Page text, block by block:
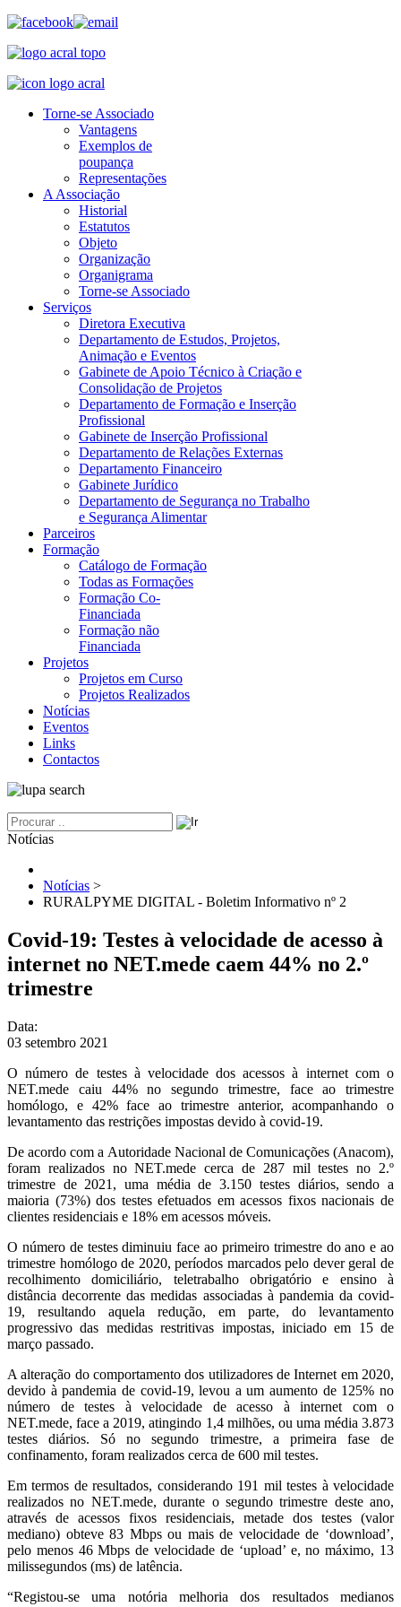
Torne-se Associado
Vantagens
Exemplos de
poupança
Representações
A Associação
Historial
Estatutos
Objeto
Organização
Organigrama
Torne-se Associado
Serviços
Diretora Executiva
Departamento de Estudos, Projetos,
Animação e Eventos
Gabinete de Apoio Técnico à Criação e
Consolidação de Projetos
Departamento de Formação e Inserção
Profissional
Gabinete de Inserção Profissional
Departamento de Relações Externas
Departamento Financeiro
Gabinete Jurídico
Departamento de Segurança no Trabalho
e Segurança Alimentar
Parceiros
Formação
Catálogo de Formação
Todas as Formações
Formação Co-
Financiada
Formação não
Financiada
Projetos
Projetos em Curso
Projetos Realizados
Notícias
Eventos
Links
Contactos
Notícias
Notícias >
RURALPYME DIGITAL - Boletim Informativo nº 2
Covid-19: Testes à velocidade de acesso à
internet no NET.mede caem 44% no 2.º
trimestre
Data:
03 setembro 2021
O número de testes à velocidade dos acessos à internet com o
NET.mede caiu 44% no segundo trimestre, face ao trimestre
homólogo, e 42% face ao trimestre anterior, acompanhando o
levantamento das restrições impostas devido à covid-19.
De acordo com a Autoridade Nacional de Comunicações (Anacom),
foram realizados no NET.mede cerca de 287 mil testes no 2.º
trimestre de 2021, uma média de 3.150 testes diários, sendo a
maioria (73%) dos testes efetuados em acessos fixos nacionais de
clientes residenciais e 18% em acessos móveis.
O número de testes diminuiu face ao primeiro trimestre do ano e ao
trimestre homólogo de 2020, períodos marcados pelo dever geral de
recolhimento domiciliário, teletrabalho obrigatório e ensino à
distância decorrente das medidas associadas à pandemia da covid-
19, resultando aquela redução, em parte, do levantamento
progressivo das medidas restritivas impostas, iniciado em 15 de
março passado.
A alteração do comportamento dos utilizadores de Internet em 2020,
devido à pandemia de covid-19, levou a um aumento de 125% no
número de testes à velocidade de acesso à internet com o
NET.mede, face a 2019, atingindo 1,4 milhões, ou uma média 3.873
testes diários. Só no segundo trimestre, a primeira fase de
confinamento, foram realizados cerca de 600 mil testes.
Em termos de resultados, considerando 191 mil testes à velocidade
realizados no NET.mede, durante o segundo trimestre deste ano,
através de acessos fixos residenciais, metade dos testes (valor
mediano) obteve 83 Mbps ou mais de velocidade de ‘download’,
pelo menos 46 Mbps de velocidade de ‘upload’ e, no máximo, 13
milissegundos (ms) de latência.
“Registou-se uma notória melhoria dos resultados medianos